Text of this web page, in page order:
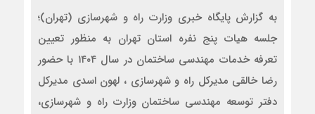
به گزارش پایگاه خبری وزارت راه و شهرسازی (تهران)؛
جلسه هیات پنج نفره استان تهران به منظور تعیین
تعرفه خدمات مهندسی ساختمان در سال ۱۴۰۴ با حضور
رضا خالقی مدیرکل راه و شهرسازی ، لهون اسدی مدیرکل
دفتر توسعه مهندسی ساختمان وزارت راه و شهرسازی،